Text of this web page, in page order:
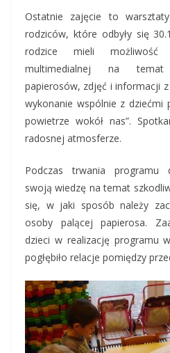
Ostatnie zajęcie to
rodziców, które odbyły się
rodzice mieli możliwość
multimedialnej na temat
papierosów, zdjęć i informacji
wykonanie wspólnie z dziećmi
powietrze wokół nas”.
radosnej atmosferze.
Podczas trwania programu
swoją wiedzę na temat
się, w jaki sposób należy
osoby palącej papierosa.
dzieci w realizację programu
pogłębiło relacje pomiędzy